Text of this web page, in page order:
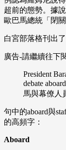
超前的態勢。據
歐巴馬總統「閉
白宮部落格刊出
廣告-請繼續往下
President
debate
馬與幕僚人
句中的aboard與
的高頻字：
Aboard